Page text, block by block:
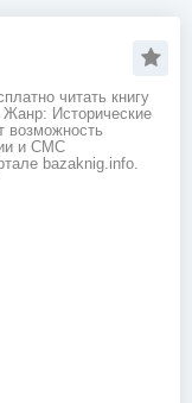
читать книгу
Жанр: Исторические
возможность
и СМС
bazaknig.info.